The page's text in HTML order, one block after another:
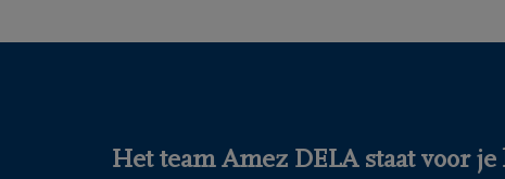
Het team Amez DELA staat voor je